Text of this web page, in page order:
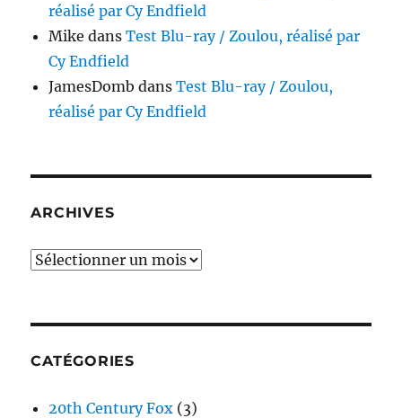
réalisé par Cy Endfield
Mike dansTest Blu-ray / Zoulou, réalisé par
Cy Endfield
JamesDomb dansTest Blu-ray / Zoulou,
réalisé par Cy Endfield
ARCHIVES
Archives
CATÉGORIES
20th Century Fox (3)